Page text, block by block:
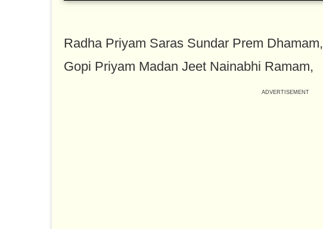
Radha Priyam Saras Sundar Prem Dhamam,
Gopi Priyam Madan Jeet Nainabhi Ramam,